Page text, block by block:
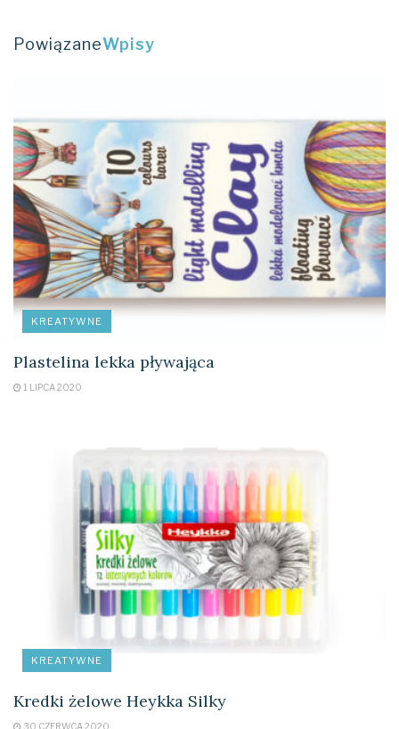
PowiązaneWpisy
KREATYWNE
Plastelina lekka pływająca
1 LIPCA 2020
KREATYWNE
Kredki żelowe Heykka Silky
30 CZERWCA 2020